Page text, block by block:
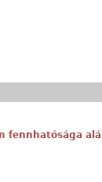
fennhatósága alá